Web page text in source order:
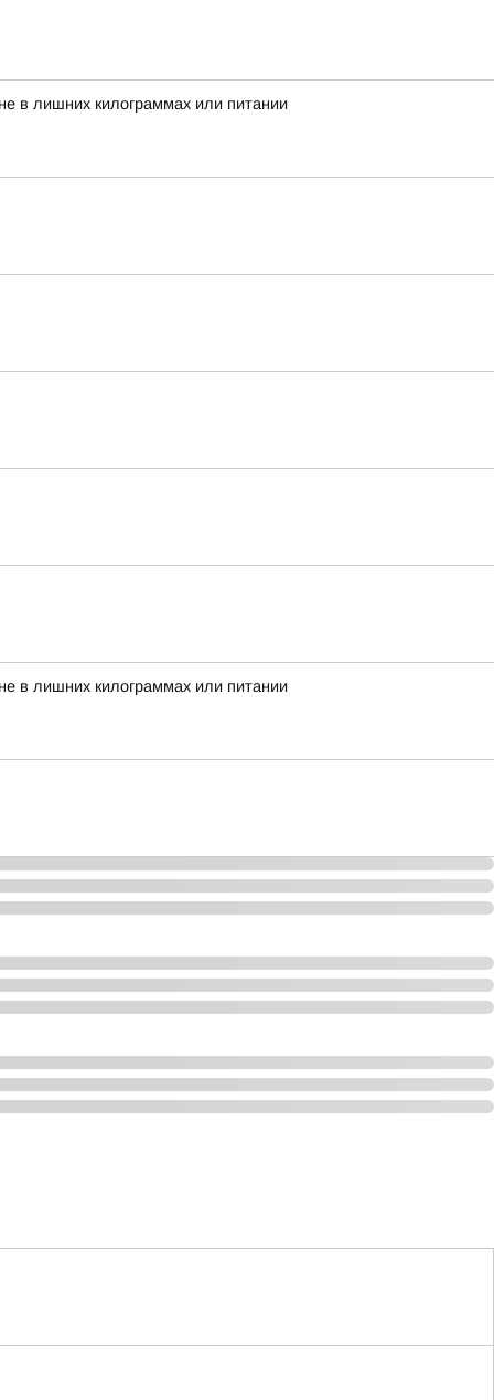
в лишних килограммах или питании
в лишних килограммах или питании